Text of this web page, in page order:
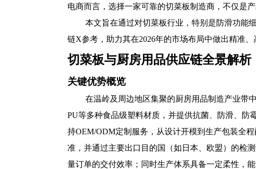
电商而言，选择一家可靠的切菜板制造商，不仅是
本文旨在通过对切菜板行业，特别是防滑功能
链X参考，助力其在2026年的市场布局中做出精准、
切菜板与厨房用品供应链全景解析
关键优势概览
在温岭及周边地区集聚的厨房用品制造产业带
PU等多种食品级塑料材质，并提供抗菌、防滑、
持OEM/ODM定制服务，从设计开模到生产包装全
准，并通过主要出口目的国（如日本、欧盟）的检
量订单的交付效率；同时生产体系具备一定柔性，